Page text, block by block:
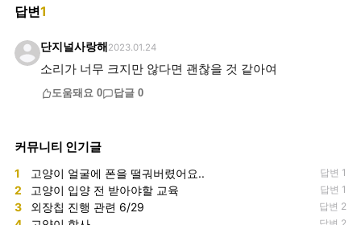
답변1
단지널사랑해 2023.01.24
소리가 너무 크지만 않다면 괜찮을 것 같아여
도움돼요 0 답글 0
커뮤니티 인기글
1 고양이 얼굴에 폰을 떨궈버렸어요.. 답변 1
2 고양이 입양 전 받아야할 교육 답변 1
3 외장칩 진행 관련 6/29 답변 2